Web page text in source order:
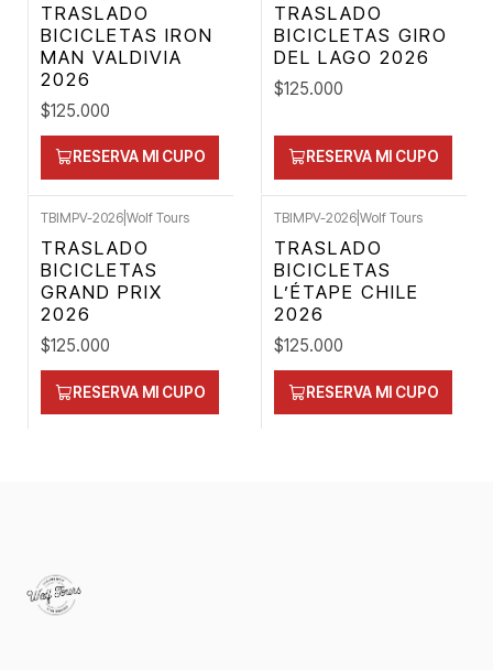
TRASLADO
BICICLETAS IRON
MAN VALDIVIA
2026
$125.000
RESERVA MI CUPO
TRASLADO
BICICLETAS GIRO
DEL LAGO 2026
$125.000
RESERVA MI CUPO
TBIMPV-2026 Wolf Tours
TRASLADO
BICICLETAS
GRAND PRIX
2026
$125.000
RESERVA MI CUPO
TBIMPV-2026 Wolf Tours
TRASLADO
BICICLETAS
L’ÉTAPE CHILE
2026
$125.000
RESERVA MI CUPO